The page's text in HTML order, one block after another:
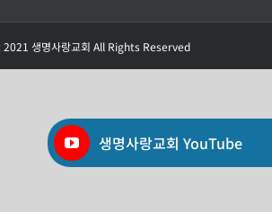
생명사랑교회 YouTube
생명사랑교회 All Rights Reserved